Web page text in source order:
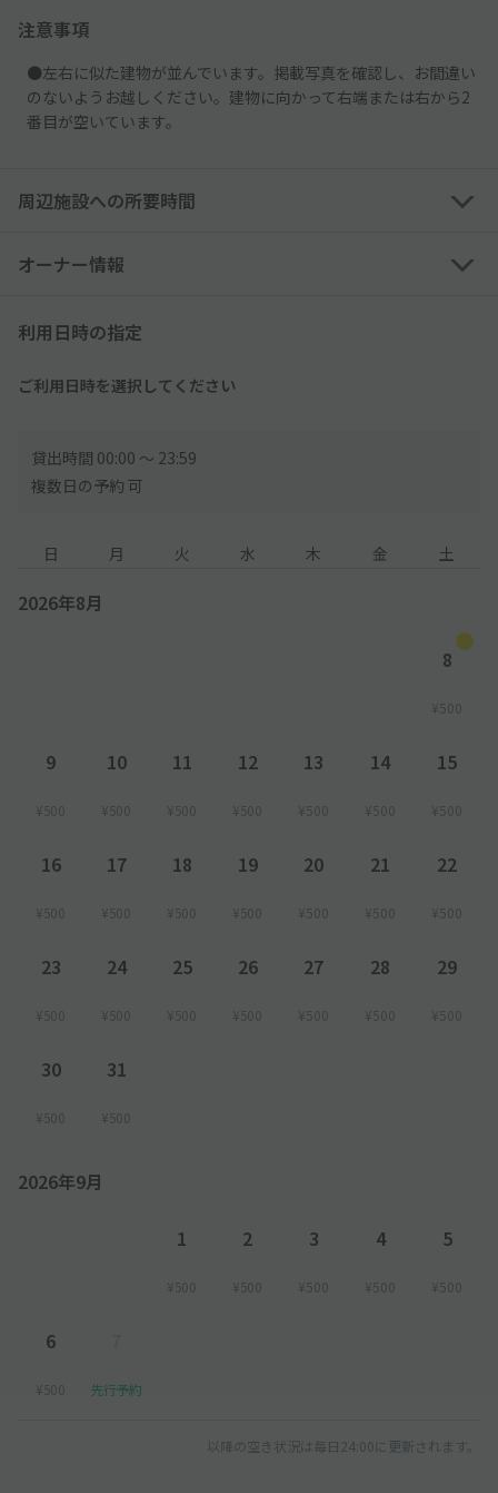
注意事項
●左右に似た建物が並んでいます。掲載写真を確認し、お間違い
のないようお越しください。建物に向かって右端または右から2
番目が空いています。
周辺施設への所要時間
オーナー情報
利用日時の指定
ご利用日時を選択してください
貸出時間 00:00 〜 23:59
複数日の予約 可
日 月 火 水 木 金 土
2026年8月
8
¥500
9
¥500
10
¥500
11
¥500
12
¥500
13
¥500
14
¥500
15
¥500
16
¥500
17
¥500
18
¥500
19
¥500
20
¥500
21
¥500
22
¥500
23
¥500
24
¥500
25
¥500
26
¥500
27
¥500
28
¥500
29
¥500
30
¥500
31
¥500
2026年9月
1
¥500
2
¥500
3
¥500
4
¥500
5
¥500
6
¥500 先行予約
以降の空き状況は毎日24:00に更新されます。